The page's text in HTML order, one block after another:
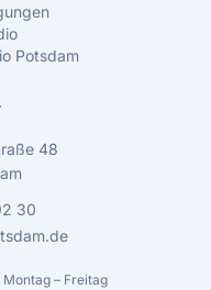
Potsdam
48
30
– Freitag